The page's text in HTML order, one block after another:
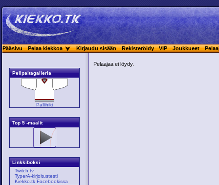
Pääsivu Pelaa kiekkoa Kirjaudu sisään Rekisteröidy VIP Joukkueet
Pelipaitagalleria
Pallihiki
Top 5 -maalit
Linkkiboksi
Twitch.tv
TyperA-kirjoitustesti
Kiekko.tk Facebookissa
Pelaajaa ei löydy.